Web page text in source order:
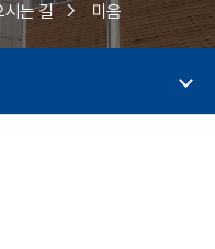
시는 길 미음